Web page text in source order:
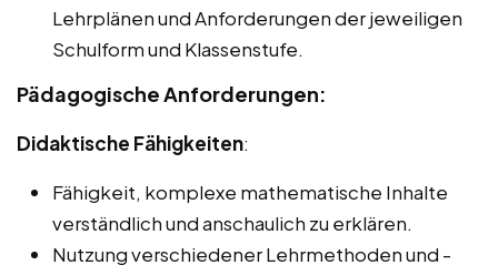
Lehrplänen und Anforderungen der jeweiligen
Schulform und Klassenstufe.
Pädagogische Anforderungen:
Didaktische Fähigkeiten:
Fähigkeit, komplexe mathematische Inhalte
verständlich und anschaulich zu erklären.
Nutzung verschiedener Lehrmethoden und -